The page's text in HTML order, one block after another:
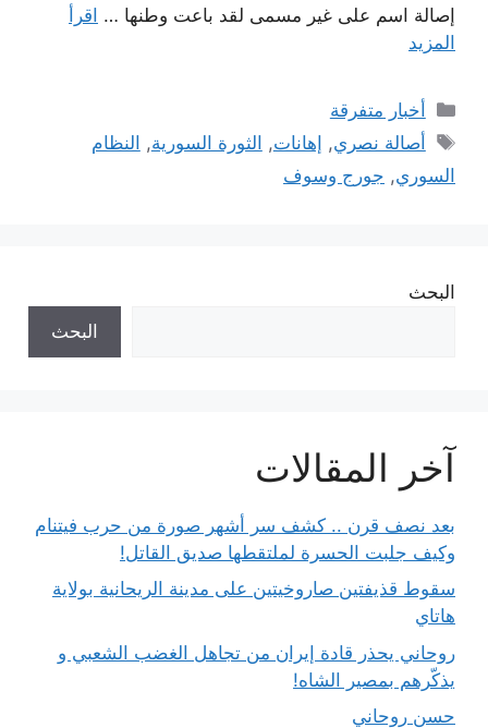
إصالة اسم على غير مسمى لقد باعت وطنها … اقرأ
المزيد
التصنيفات
أخبار متفرقة
الوسوم
أصالة نصري, إهانات, الثورة السورية, النظام
السوري, جورج وسوف
البحث
البحث
آخر المقالات
بعد نصف قرن .. كشف سر أشهر صورة من حرب فيتنام
وكيف جلبت الحسرة لملتقطها صديق القاتل!
سقوط قذيفتين صاروخيتين على مدينة الريحانية بولاية
هاتاي
روحاني يحذر قادة إيران من تجاهل الغضب الشعبي و
يذكّرهم بمصير الشاه!
حسن روحاني